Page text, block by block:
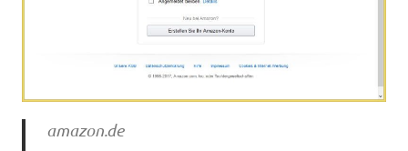
amazon.de